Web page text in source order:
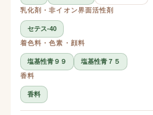
乳化剤・非イオン界面活性剤
セテス-40
着色料・色素・顔料
塩基性青９９
塩基性青７５
香料
香料